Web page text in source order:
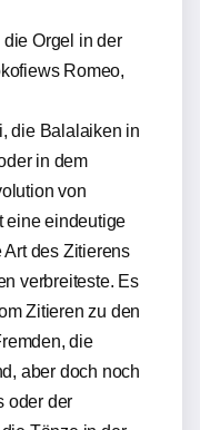
Orgel in der
Romeo,
die Balalaiken in
in dem
von
eine eindeutige
des Zitierens
verbreiteste. Es
Zitieren zu den
die
aber doch noch
oder der